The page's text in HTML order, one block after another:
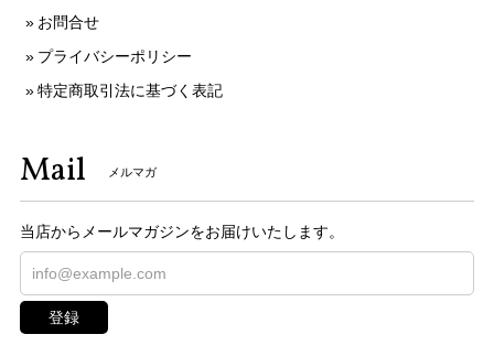
お問合せ
プライバシーポリシー
特定商取引法に基づく表記
Mail メルマガ
当店からメールマガジンをお届けいたします。
登録